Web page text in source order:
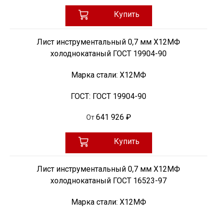
Купить
Лист инструментальный 0,7 мм Х12МФ
холоднокатаный ГОСТ 19904-90
Марка стали: Х12МФ
ГОСТ: ГОСТ 19904-90
От 641 926 ₽
Купить
Лист инструментальный 0,7 мм Х12МФ
холоднокатаный ГОСТ 16523-97
Марка стали: Х12МФ